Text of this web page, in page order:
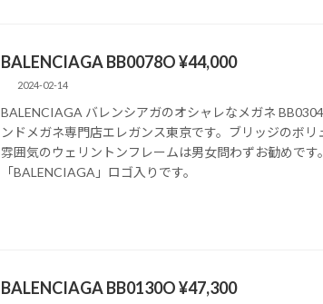
BALENCIAGA BB0078O ¥44,000
2024-02-14
BALENCIAGA バレンシアガのオシャレなメガネ
ンドメガネ専門店エレガンス東京です。ブリッジのボ
雰囲気のウェリントンフレームは男女問わずお勧めです
「BALENCIAGA」ロゴ入りです。
BALENCIAGA BB0130O ¥47,300